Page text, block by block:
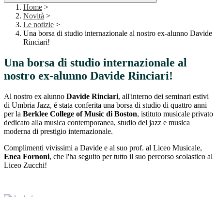
Home >
Novità >
Le notizie >
Una borsa di studio internazionale al nostro ex-alunno Davide
Rinciari!
Una borsa di studio internazionale al
nostro ex-alunno Davide Rinciari!
Al nostro ex alunno Davide Rinciari, all'interno dei seminari estivi
di Umbria Jazz, é stata conferita una borsa di studio di quattro anni
per la Berklee College of Music di Boston, istituto musicale privato
dedicato alla musica contemporanea, studio del jazz e musica
moderna di prestigio internazionale.
Complimenti vivissimi a Davide e al suo prof. al Liceo Musicale,
Enea Fornoni, che l'ha seguito per tutto il suo percorso scolastico al
Liceo Zucchi!